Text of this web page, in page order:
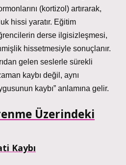
(kortizol) artırarak,
hissi yaratır. Eğitim
derse ilgisizleşmesi,
hissetmesiyle sonuçlanır.
gelen seslerle sürekli
kaybı değil, aynı
kaybı” anlamına gelir.
Üzerindeki
Kaybı